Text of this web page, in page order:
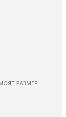
РАЗМЕР